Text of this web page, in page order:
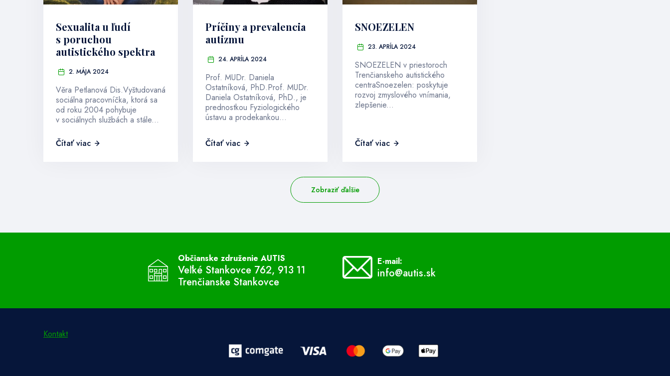
Sexualita u ľudí
s poruchou
autistického spektra
2. MÁJA 2024
Věra Petlanová Dis.Vyštudovaná
sociálna pracovníčka, ktorá sa
od roku 2004 pohybuje
v sociálnych službách a stále...
Čítať viac
Príčiny a prevalencia
autizmu
24. APRÍLA 2024
Prof. MUDr. Daniela
Ostatníková, PhD.Prof. MUDr.
Daniela Ostatníková, PhD., je
prednostkou Fyziologického
ústavu a prodekankou...
Čítať viac
SNOEZELEN
23. APRÍLA 2024
SNOEZELEN v priestoroch
Trenčianskeho autistického
centraSnoezelen: poskytuje
rozvoj zmyslového vnímania,
zlepšenie...
Čítať viac
Zobraziť ďalšie
Občianske združenie AUTIS
Veľké Stankovce 762, 913 11
Trenčianske Stankovce
E-mail:
info@autis.sk
Kontakt